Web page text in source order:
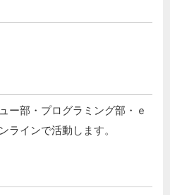
ー部・プログラミング部・ｅ
ラインで活動します。